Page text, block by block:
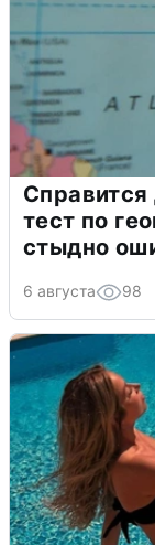
тест по
стыдно
6 августа 98